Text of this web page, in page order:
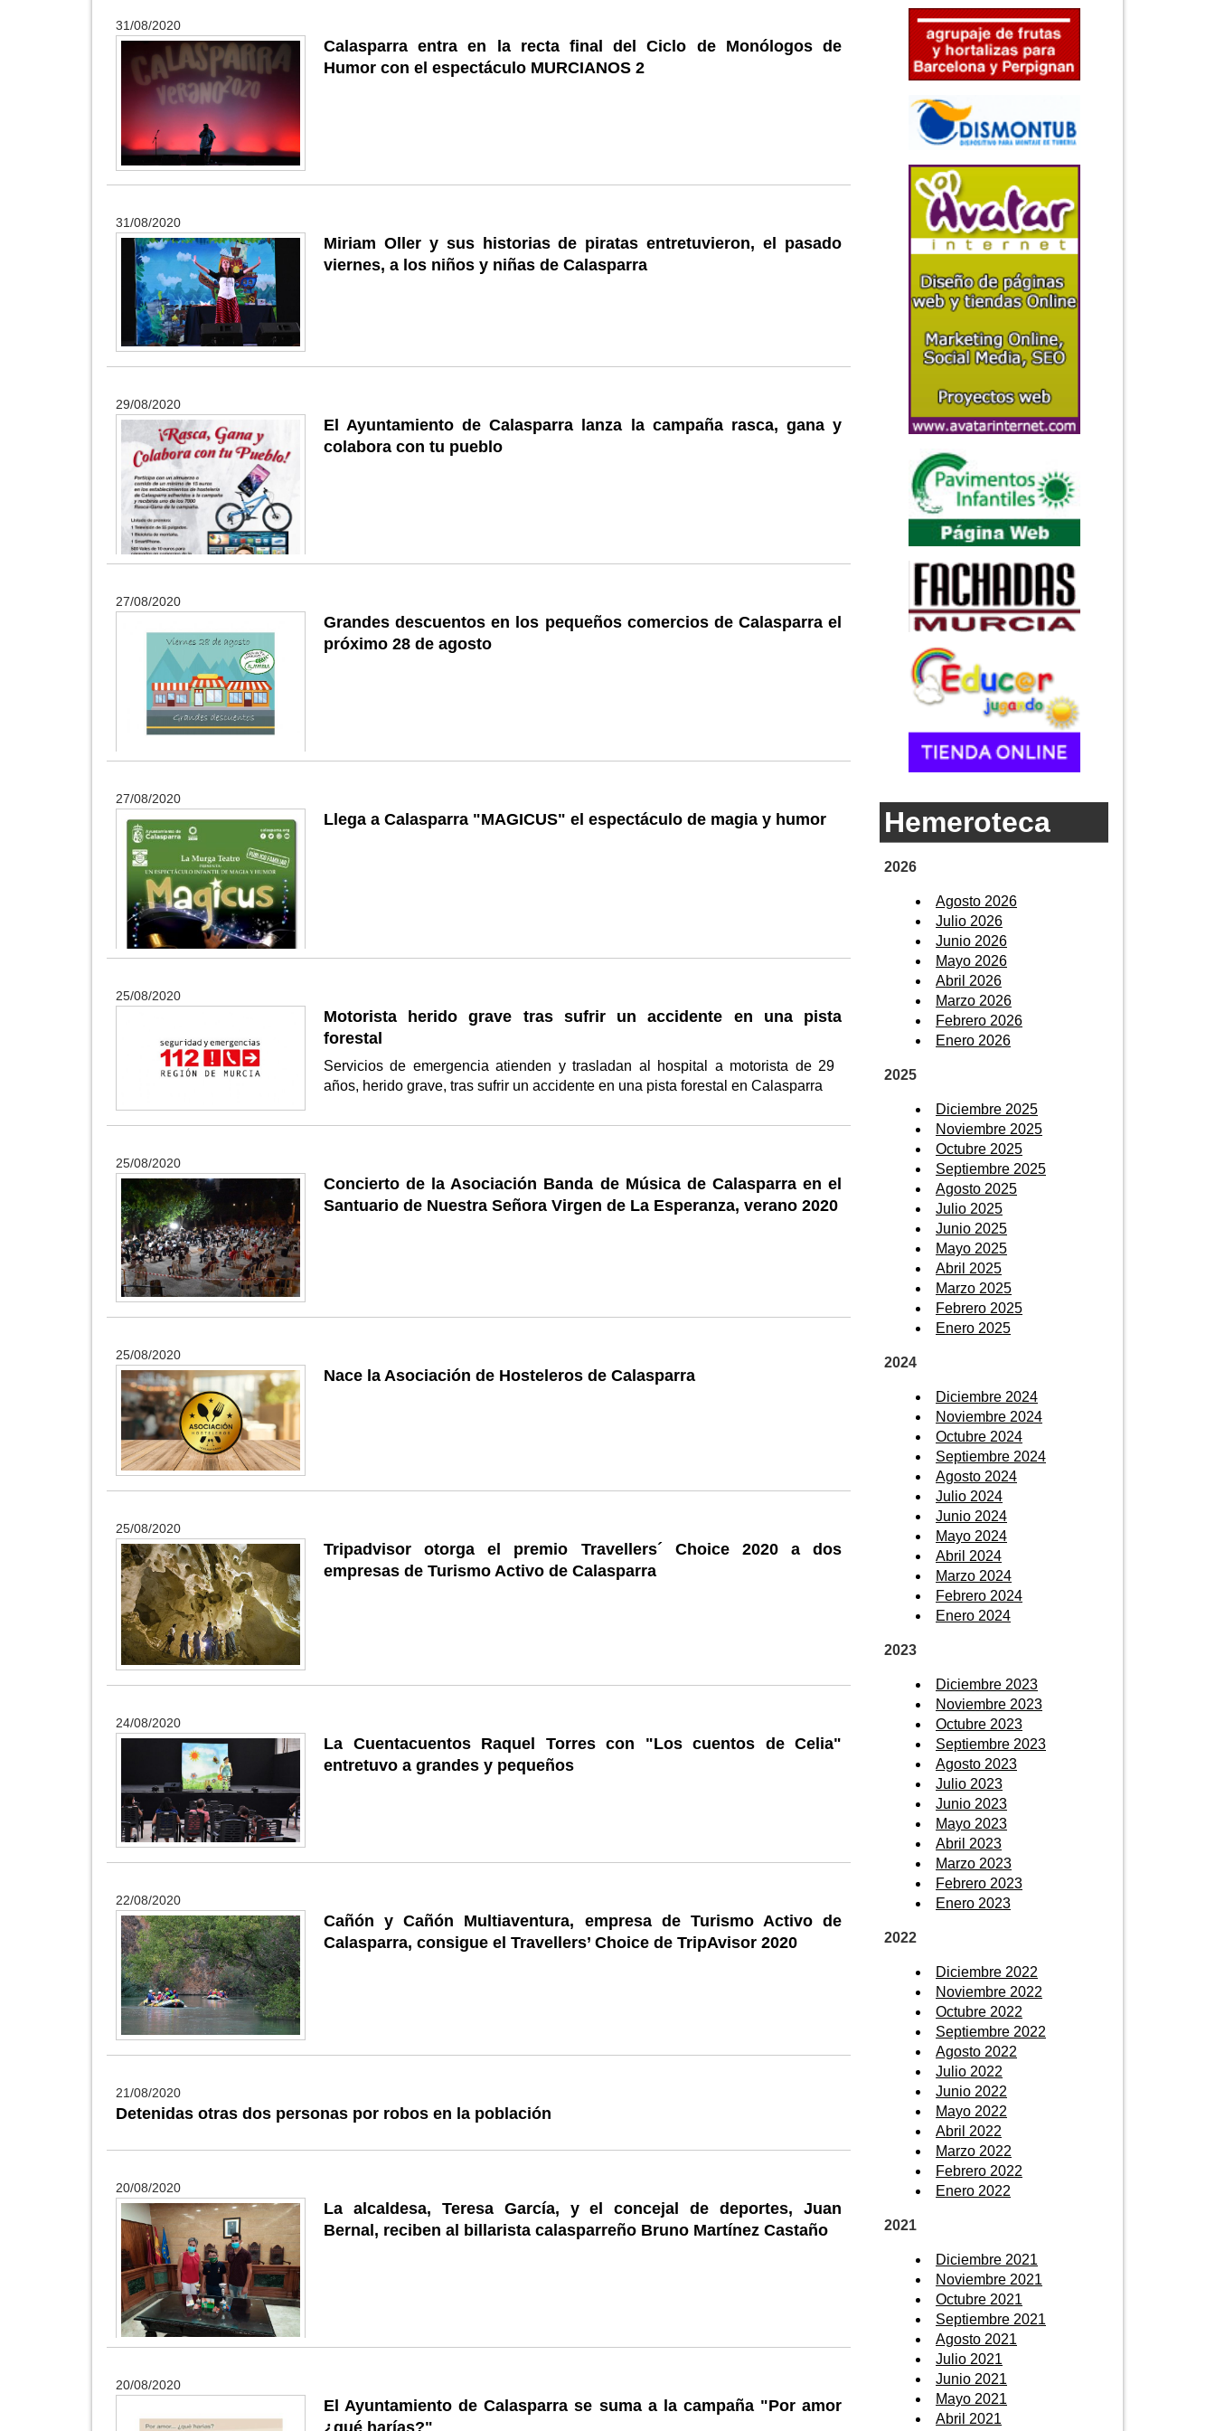
31/08/2020
Calasparra entra en la recta final del Ciclo de Monólogos de
Humor con el espectáculo MURCIANOS 2
31/08/2020
Miriam Oller y sus historias de piratas entretuvieron, el pasado
viernes, a los niños y niñas de Calasparra
29/08/2020
El Ayuntamiento de Calasparra lanza la campaña rasca, gana y
colabora con tu pueblo
27/08/2020
Grandes descuentos en los pequeños comercios de Calasparra el
próximo 28 de agosto
27/08/2020
Llega a Calasparra "MAGICUS" el espectáculo de magia y humor
25/08/2020
Motorista herido grave tras sufrir un accidente en una pista
forestal
Servicios de emergencia atienden y trasladan al hospital a motorista de 29
años, herido grave, tras sufrir un accidente en una pista forestal en Calasparra
25/08/2020
Concierto de la Asociación Banda de Música de Calasparra en el
Santuario de Nuestra Señora Virgen de La Esperanza, verano 2020
25/08/2020
Nace la Asociación de Hosteleros de Calasparra
25/08/2020
Tripadvisor otorga el premio Travellers´ Choice 2020 a dos
empresas de Turismo Activo de Calasparra
24/08/2020
La Cuentacuentos Raquel Torres con "Los cuentos de Celia"
entretuvo a grandes y pequeños
22/08/2020
Cañón y Cañón Multiaventura, empresa de Turismo Activo de
Calasparra, consigue el Travellers’ Choice de TripAvisor 2020
21/08/2020
Detenidas otras dos personas por robos en la población
20/08/2020
La alcaldesa, Teresa García, y el concejal de deportes, Juan
Bernal, reciben al billarista calasparreño Bruno Martínez Castaño
20/08/2020
El Ayuntamiento de Calasparra se suma a la campaña "Por amor
¿qué harías?"
Hemeroteca
2026
Agosto 2026
Julio 2026
Junio 2026
Mayo 2026
Abril 2026
Marzo 2026
Febrero 2026
Enero 2026
2025
Diciembre 2025
Noviembre 2025
Octubre 2025
Septiembre 2025
Agosto 2025
Julio 2025
Junio 2025
Mayo 2025
Abril 2025
Marzo 2025
Febrero 2025
Enero 2025
2024
Diciembre 2024
Noviembre 2024
Octubre 2024
Septiembre 2024
Agosto 2024
Julio 2024
Junio 2024
Mayo 2024
Abril 2024
Marzo 2024
Febrero 2024
Enero 2024
2023
Diciembre 2023
Noviembre 2023
Octubre 2023
Septiembre 2023
Agosto 2023
Julio 2023
Junio 2023
Mayo 2023
Abril 2023
Marzo 2023
Febrero 2023
Enero 2023
2022
Diciembre 2022
Noviembre 2022
Octubre 2022
Septiembre 2022
Agosto 2022
Julio 2022
Junio 2022
Mayo 2022
Abril 2022
Marzo 2022
Febrero 2022
Enero 2022
2021
Diciembre 2021
Noviembre 2021
Octubre 2021
Septiembre 2021
Agosto 2021
Julio 2021
Junio 2021
Mayo 2021
Abril 2021